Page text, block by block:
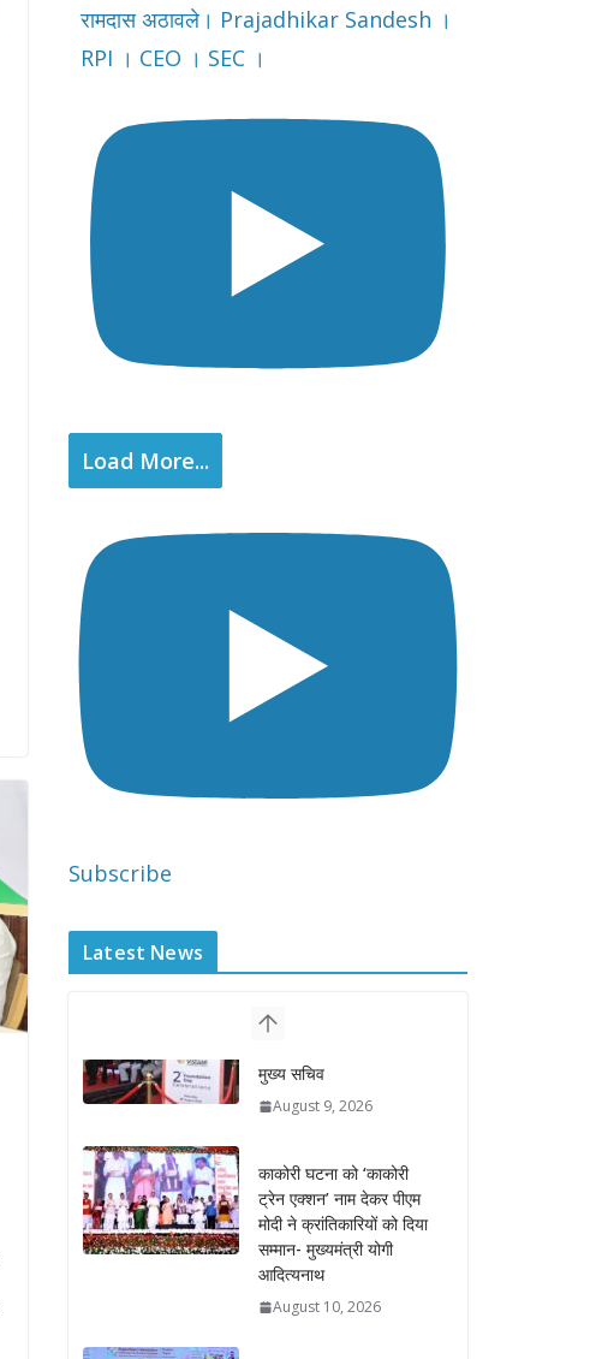
रामदास अठावले। Prajadhikar Sandesh ।
RPI । CEO । SEC ।
Load More...
Subscribe
Latest News
काकोरी घटना को ‘काकोरी
ट्रेन एक्शन’ नाम देकर पीएम
सम्मान- मुख्यमंत्री योगी
आदित्यनाथ
August 10, 2026
प्रवासी राजस्थानी संगम का
हुआ शुभारंभ, सीएम भजनलाल